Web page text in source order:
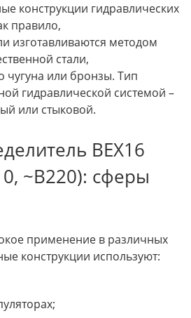
конструкции гидравлических
правило,
изготавливаются методом
стали,
или бронзы. Тип
гидравлической системой –
или стыковой.
ВЕХ16
~В220): сферы
применение в различных
конструкции используют: